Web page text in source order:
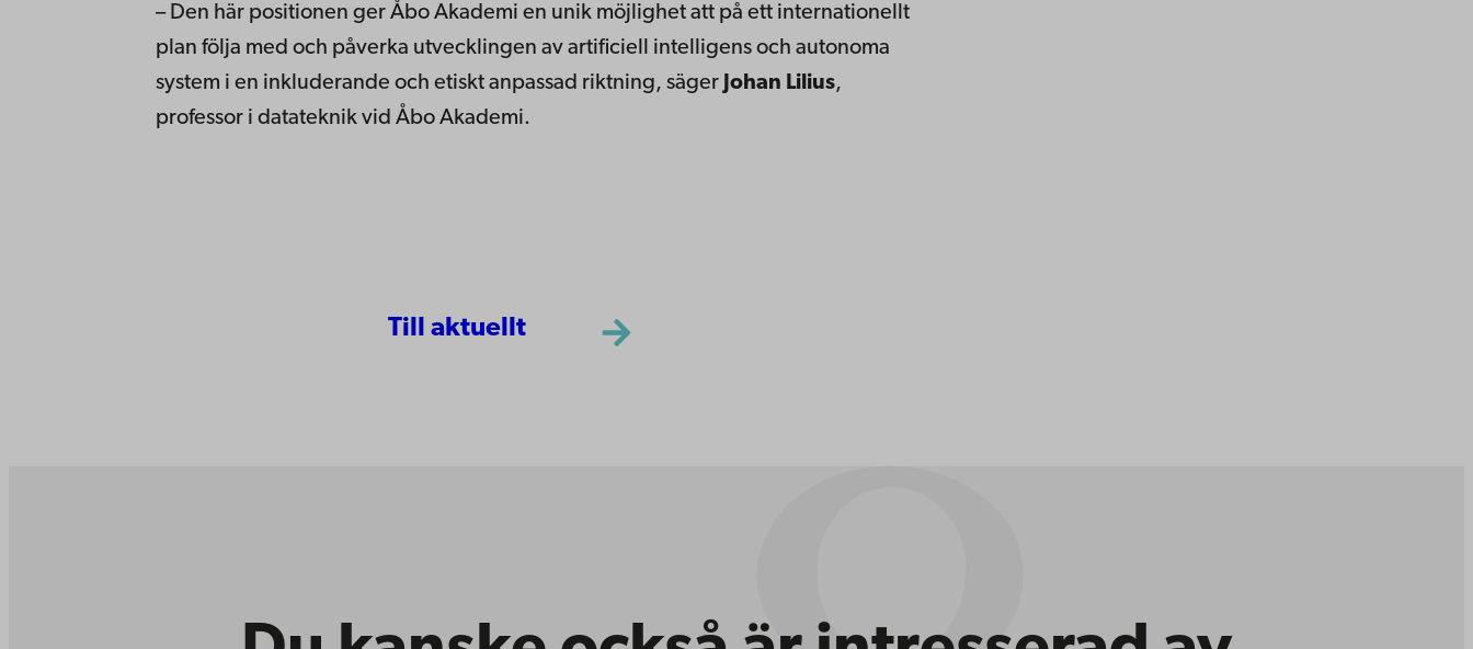
– Den här positionen ger Åbo Akademi en unik möjlighet att på ett internationellt
plan följa med och påverka utvecklingen av artificiell intelligens och autonoma
system i en inkluderande och etiskt anpassad riktning, säger Johan Lilius,
professor i datateknik vid Åbo Akademi.
Till aktuellt